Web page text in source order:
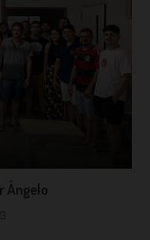
Ângelo